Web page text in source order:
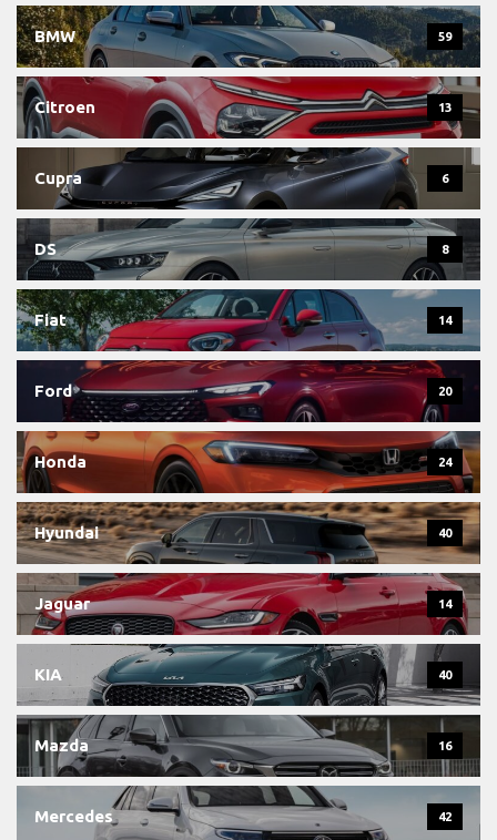
BMW 59
Citroen 13
Cupra 6
DS 8
Fiat 14
Ford 20
Honda 24
Hyundai 40
Jaguar 14
KIA 40
Mazda 16
Mercedes 42